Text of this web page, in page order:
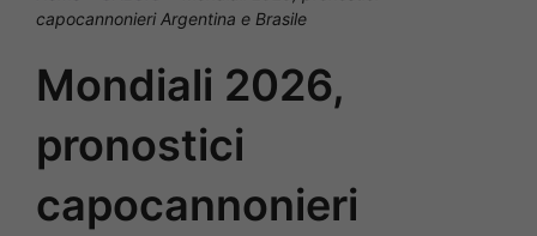
capocannonieri Argentina e Brasile
Mondiali 2026,
pronostici
capocannonieri